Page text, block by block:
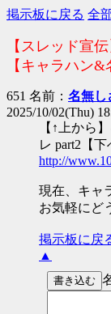
掲示板に戻る 全
【スレッド宣
【キャラハン&
651 名前： 名無し
2025/10/02(Thu)
【↑上から
レ part2【下
http://
現在、キャ
お気軽にど
掲示板に戻
▲